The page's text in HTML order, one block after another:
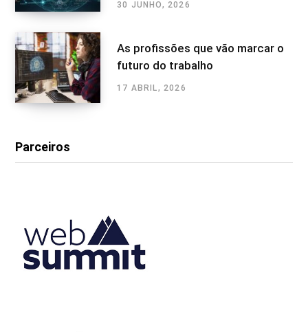
30 JUNHO, 2026
As profissões que vão marcar o
futuro do trabalho
17 ABRIL, 2026
Parceiros